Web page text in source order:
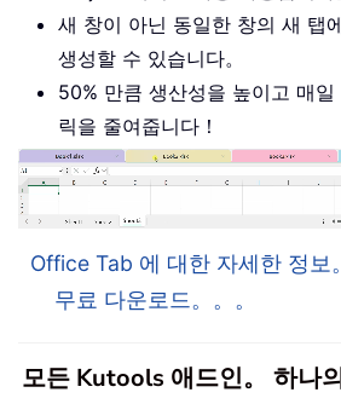
새 창이 아닌 동일한 창의 새 탭
생성할 수 있습니다。
50% 만큼 생산성을 높이고 매
릭을 줄여줍니다！
Office Tab 에 대한 자세한 정보
무료 다운로드。。。
모든 Kutools 애드인。 하나